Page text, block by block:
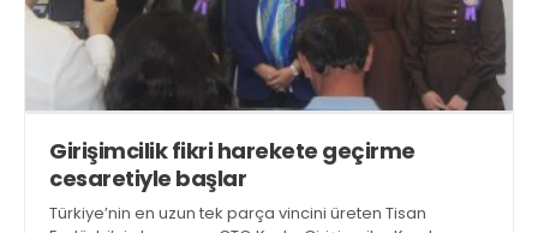
Girişimcilik fikri harekete geçirme
cesaretiyle başlar
Türkiye’nin en uzun tek parça vincini üreten Tisan